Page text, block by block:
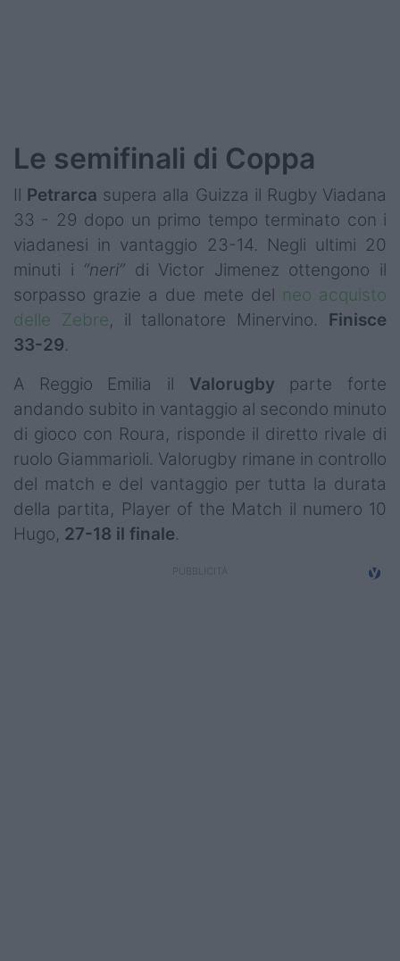
Le semifinali di Coppa
Il Petrarca supera alla Guizza il Rugby Viadana
33 - 29 dopo un primo tempo terminato con i
viadanesi in vantaggio 23-14. Negli ultimi 20
minuti i “neri” di Victor Jimenez ottengono il
sorpasso grazie a due mete del neo acquisto
delle Zebre, il tallonatore Minervino. Finisce
33-29.
A Reggio Emilia il Valorugby parte forte
andando subito in vantaggio al secondo minuto
di gioco con Roura, risponde il diretto rivale di
ruolo Giammarioli. Valorugby rimane in controllo
del match e del vantaggio per tutta la durata
della partita, Player of the Match il numero 10
Hugo, 27-18 il finale.